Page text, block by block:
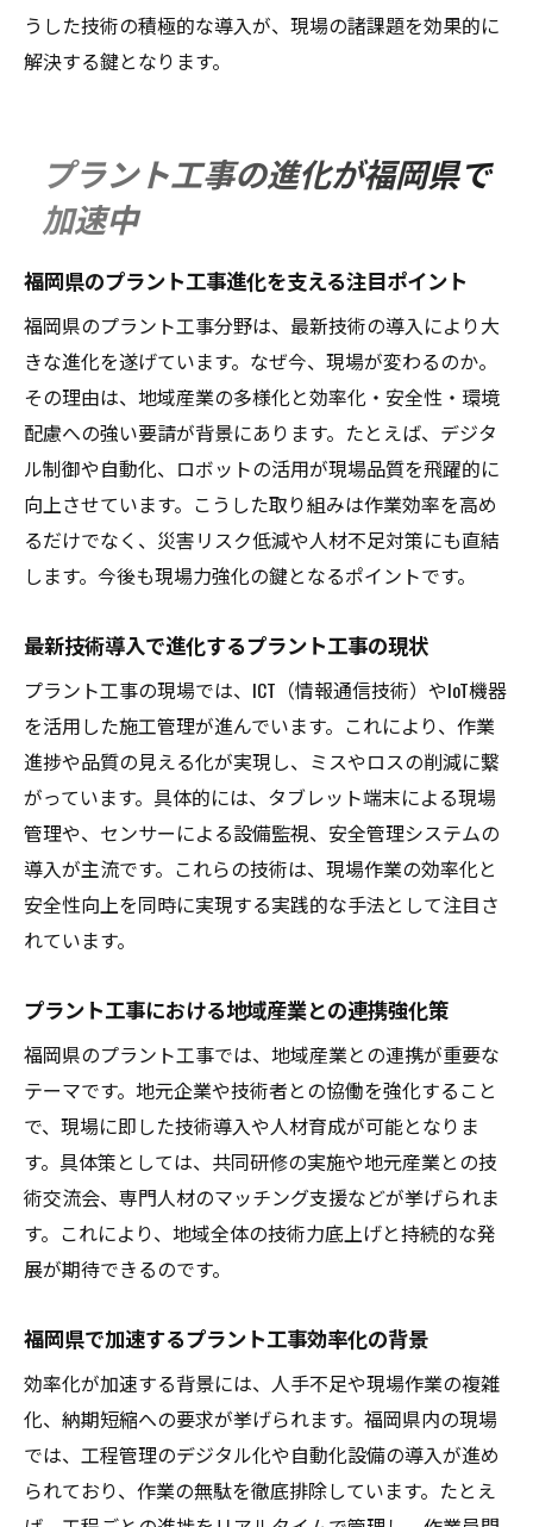
プローチ
施工現場が注目する安全性と品質の向上策
品質管理を強化するプラント工事の技術戦
略
手法
プラント工事の現場品質を保つための工夫
安全性と効率を両立させるプラント工事の
知恵
現場が注目するプラント工事の品質向上策
プラント工事の未来を担う技術習得の秘訣
現場力向上のためのプラント工事スキルア
最新技術を身につけるプラント工事の学び
キャリア形成に役立つプラント工事の技術
知識
変化する時代に対応するプラント工事の学
習法
未来志向で学ぶプラント工事の習得ポイン
ト
うした技術の積極的な導入が、現場の諸課題を効果的に
解決する鍵となります。
プラント工事の進化が福岡県で
加速中
福岡県のプラント工事進化を支える注目ポイント
福岡県のプラント工事分野は、最新技術の導入により大
きな進化を遂げています。なぜ今、現場が変わるのか。
その理由は、地域産業の多様化と効率化・安全性・環境
配慮への強い要請が背景にあります。たとえば、デジタ
ル制御や自動化、ロボットの活用が現場品質を飛躍的に
向上させています。こうした取り組みは作業効率を高め
るだけでなく、災害リスク低減や人材不足対策にも直結
します。今後も現場力強化の鍵となるポイントです。
最新技術導入で進化するプラント工事の現状
プラント工事の現場では、ICT（情報通信技術）やIoT機器
を活用した施工管理が進んでいます。これにより、作業
進捗や品質の見える化が実現し、ミスやロスの削減に繋
がっています。具体的には、タブレット端末による現場
管理や、センサーによる設備監視、安全管理システムの
導入が主流です。これらの技術は、現場作業の効率化と
安全性向上を同時に実現する実践的な手法として注目さ
れています。
プラント工事における地域産業との連携強化策
福岡県のプラント工事では、地域産業との連携が重要な
テーマです。地元企業や技術者との協働を強化すること
で、現場に即した技術導入や人材育成が可能となりま
す。具体策としては、共同研修の実施や地元産業との技
術交流会、専門人材のマッチング支援などが挙げられま
す。これにより、地域全体の技術力底上げと持続的な発
展が期待できるのです。
福岡県で加速するプラント工事効率化の背景
効率化が加速する背景には、人手不足や現場作業の複雑
化、納期短縮への要求が挙げられます。福岡県内の現場
では、工程管理のデジタル化や自動化設備の導入が進め
られており、作業の無駄を徹底排除しています。たとえ